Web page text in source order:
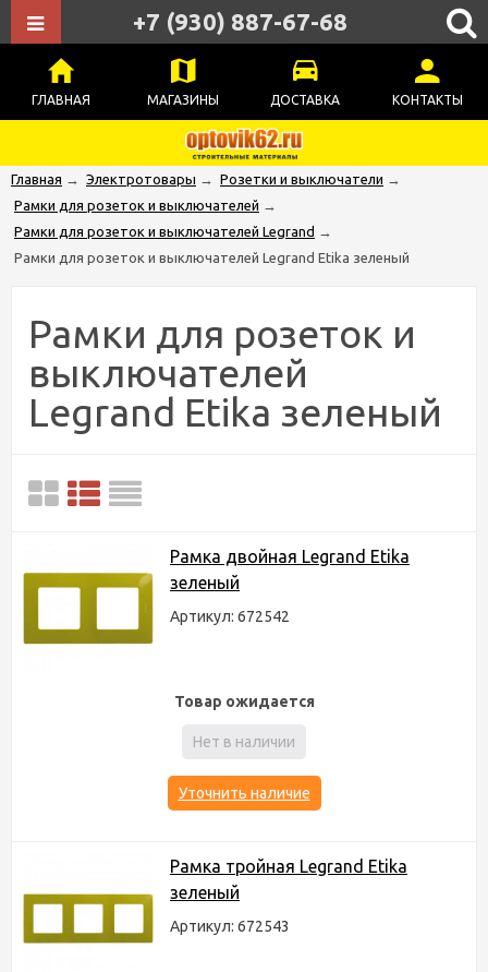
ГЛАВНАЯ МАГАЗИНЫ ДОСТАВКА КОНТАКТЫ
+7 (930) 887-67-68
Главная → Электротовары → Розетки и выключатели →
Рамки для розеток и выключателей →
Рамки для розеток и выключателей Legrand →
Рамки для розеток и выключателей Legrand Etika зеленый
Рамки для розеток и
выключателей
Legrand Etika зеленый
Рамка двойная Legrand Etika
зеленый
Артикул: 672542
Товар ожидается
Нет в наличии
Уточнить наличие
Рамка тройная Legrand Etika
зеленый
Артикул: 672543